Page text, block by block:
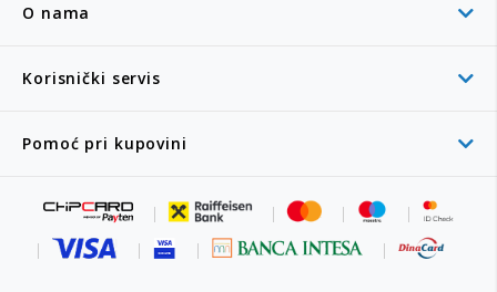
O nama
Korisnički servis
Pomoć pri kupovini